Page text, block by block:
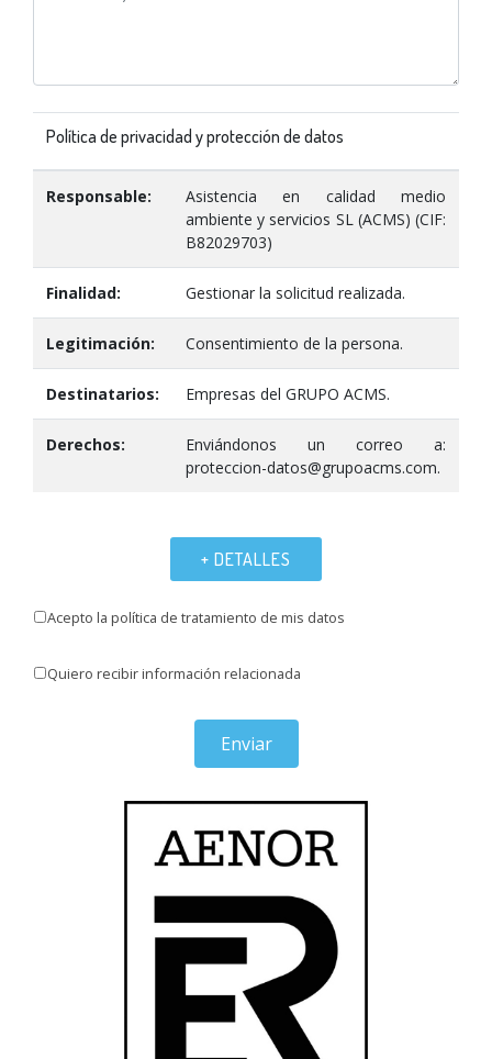
Política de privacidad y protección de datos
Responsable:
Asistencia en calidad medio
ambiente y servicios SL (ACMS) (CIF:
B82029703)
Finalidad: Gestionar la solicitud realizada.
Legitimación: Consentimiento de la persona.
Destinatarios: Empresas del GRUPO ACMS.
Derechos:
Enviándonos un correo a:
proteccion-datos@grupoacms.com.
+ DETALLES
Acepto la política de tratamiento de mis datos
Quiero recibir información relacionada
Enviar